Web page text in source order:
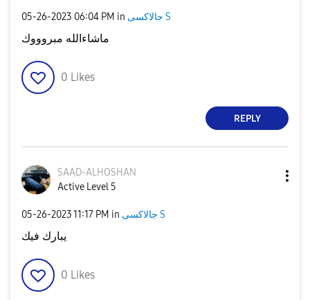
‎05-26-2023 06:04 PM in جالاكسى S
ماشاءالله مبروووك
0 Likes
REPLY
SAAD-ALHOSHAN
Active Level 5
‎05-26-202311:17 PM in جالاكسى S
يبارك فيك
0 Likes